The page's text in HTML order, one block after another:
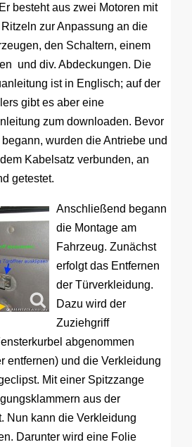
besteht aus zwei Motoren mit
zur Anpassung an die
den Schaltern, einem
und div. Abdeckungen. Die
ist in Englisch; auf der
gibt es aber eine
zum downloaden. Bevor
wurden die Antriebe und
Kabelsatz verbunden, an
getestet.
Anschließend begann
die Montage am
Fahrzeug. Zunächst
erfolgt das Entfernen
der Türverkleidung.
Dazu wird der
Zuziehgriff
abgenommen
entfernen) und die Verkleidung
Mit einer Spitzzange
aus der
Nun kann die Verkleidung
Darunter wird eine Folie